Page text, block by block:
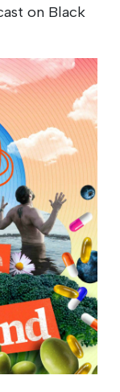
on Black